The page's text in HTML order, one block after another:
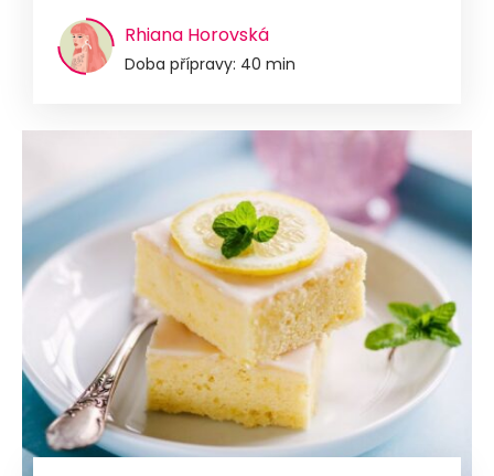
Rhiana Horovská
Doba přípravy: 40 min